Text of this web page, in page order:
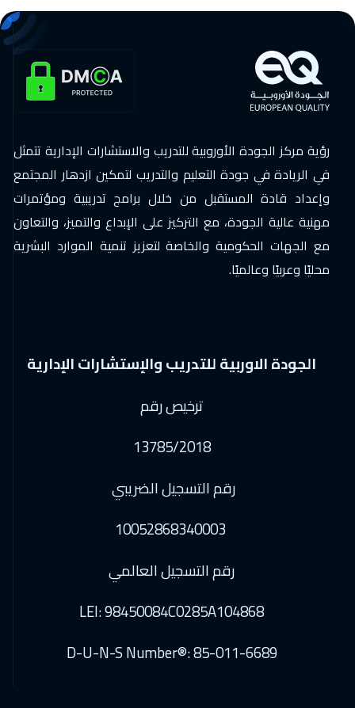
رؤية مركز الجودة الأوروبية للتدريب والاستشارات الإدارية تتمثل
في الريادة في جودة التعليم والتدريب لتمكين ازدهار المجتمع
وإعداد قادة المستقبل من خلال برامج تدريبية ومؤتمرات
مهنية عالية الجودة، مع التركيز على الإبداع والتميز، والتعاون
مع الجهات الحكومية والخاصة لتعزيز تنمية الموارد البشرية
محليًا وعربيًا وعالميًا.
الجودة الاوربية للتدريب والإستشارات الإدارية
ترخيص رقم
13785/2018
رقم التسجيل الضريبي
10052868340003
رقم التسجيل العالمي
LEI: 98450084C0285A104868
D-U-N-S Number®: 85-011-6689